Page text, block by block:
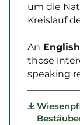
um die
Kreislauf
An
those
speaking